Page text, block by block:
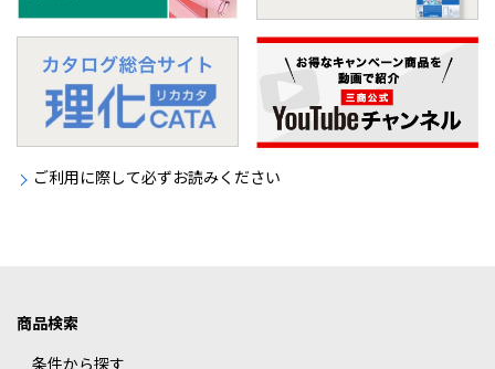
ご利用に際して必ずお読みください
商品検索
条件から探す